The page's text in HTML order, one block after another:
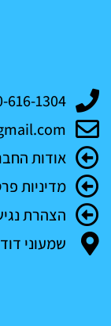
616-1304
אודות
מדיניות
הצהרת
שמעוני דוד 29, חדרה